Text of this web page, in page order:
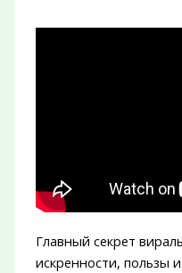
Главный секрет
искренности, пользы